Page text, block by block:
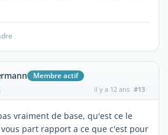
Membre actif
il y a 12 ans #13
vraiment de base, qu'est ce le
part rapport a ce que c'est pour